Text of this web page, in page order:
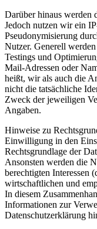
Darüber hinaus werden
Jedoch nutzen wir ein
Pseudonymisierung
Nutzer. Generell
Testings und
Mail-Adressen oder
heißt, wir als auch die
nicht die tatsächliche
Zweck der jeweiligen
Angaben.
Hinweise zu
Einwilligung in den
Rechtsgrundlage der
Ansonsten werden die
berechtigten Interessen
wirtschaftlichen und
In diesem
Informationen zur
Datenschutzerklärung